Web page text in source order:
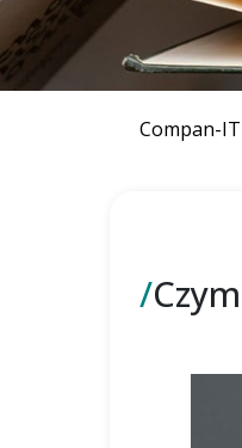
Compan-IT
/